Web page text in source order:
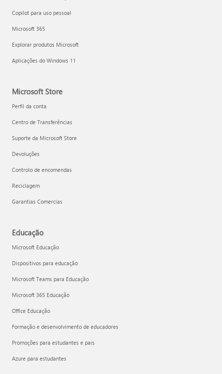
Copilot para uso pessoal
Microsoft 365
Explorar produtos Microsoft
Aplicações do Windows 11
Microsoft Store
Perfil da conta
Centro de Transferências
Suporte da Microsoft Store
Devoluções
Controlo de encomendas
Reciclagem
Garantias Comercias
Educação
Microsoft Educação
Dispositivos para educação
Microsoft Teams para Educação
Microsoft 365 Educação
Office Educação
Formação e desenvolvimento de educadores
Promoções para estudantes e pais
Azure para estudantes